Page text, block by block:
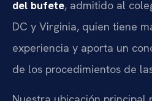
del bufete, admitido al
DC y Virginia, quien tiene
experiencia y aporta un
de los procedimientos de